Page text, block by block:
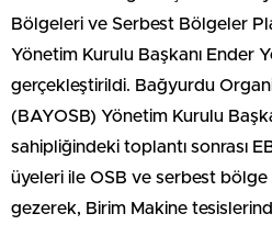
Bölgeleri ve Serbest Bölgeler
Yönetim Kurulu Başkanı Ender
gerçekleştirildi. Bağyurdu
(BAYOSB) Yönetim Kurulu
sahipliğindeki toplantı sonrası
üyeleri ile OSB ve serbest bölge
gezerek, Birim Makine